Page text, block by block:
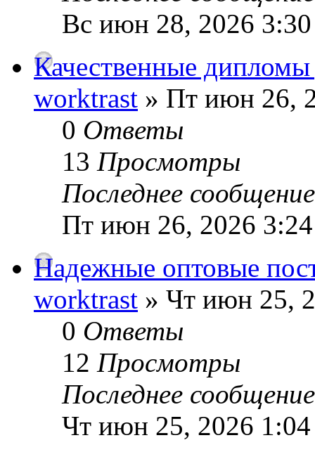
Вс июн 28, 2026
Качественные дипломы
worktrast » Пт июн 26,
0 Ответы
13 Просмотры
Последнее
Пт июн 26, 2026
Надежные оптовые
worktrast » Чт июн 25,
0 Ответы
12 Просмотры
Последнее
Чт июн 25, 2026